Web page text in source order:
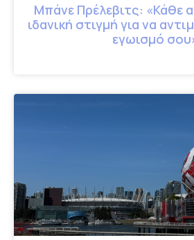
Μπάνε Πρέλεβιτς: «Κάθε
ιδανική στιγμή για να
εγωισμό